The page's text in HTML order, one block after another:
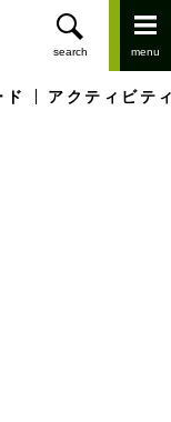
ド アクティビテ